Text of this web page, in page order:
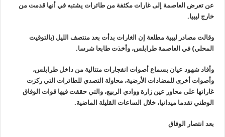
عن تعرض العاصمة إلى غارات مكثفة من طائرات يشتبه في أنها قدمت من
خارج ليبيا.
وقالت مصادر ليبية مطلعة إن الغارات بدأت بعد منتصف الليل (بالتوقيت
المحلي) في العاصمة طرابلس، وأخذت طابعا شرسا.
وأفاد شهود عيان بسماع أصوات انفجارات متتالية من داخل طرابلس،
وأصوات أخرى للمضادات الأرضية، محاولة التصدي للطائرات التي ركزت
غاراتها على محاور عين زارة ووادي الربيع، والتي حققت فيها قوات الوفاق
الوطني تقدما ميدانيا، خلال الساعات القليلة الماضية.
بعد انتصار الوفاق